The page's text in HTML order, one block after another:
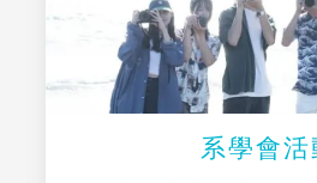
系學會活